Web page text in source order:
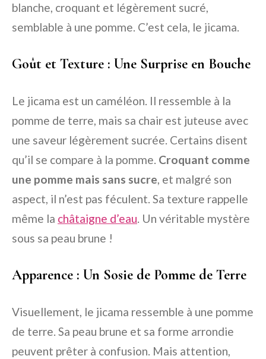
blanche, croquant et légèrement sucré,
semblable à une pomme. C’est cela, le jicama.
Goût et Texture : Une Surprise en Bouche
Le jicama est un caméléon. Il ressemble à la
pomme de terre, mais sa chair est juteuse avec
une saveur légèrement sucrée. Certains disent
qu’il se compare à la pomme. Croquant comme
une pomme mais sans sucre, et malgré son
aspect, il n’est pas féculent. Sa texture rappelle
même la châtaigne d’eau. Un véritable mystère
sous sa peau brune !
Apparence : Un Sosie de Pomme de Terre
Visuellement, le jicama ressemble à une pomme
de terre. Sa peau brune et sa forme arrondie
peuvent prêter à confusion. Mais attention,